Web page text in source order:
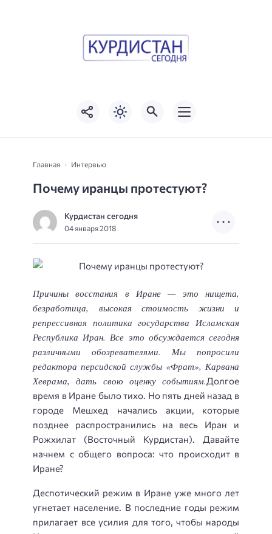
Главная Интервью
Почему иранцы протестуют?
Курдистан сегодня
04 января 2018
Причины восстания в Иране — это нищета,
безработица, высокая стоимость жизни и
репрессивная политика государства Исламская
Республика Иран. Все это обсуждается сегодня
различными обозревателями. Мы попросили
редактора персидской службы «Фрат», Карвана
Хеврама, дать свою оценку событиям.Долгое
время в Иране было тихо. Но пять дней назад в
городе Мешхед начались акции, которые
позднее распространились на весь Иран и
Рожхилат (Восточный Курдистан). Давайте
начнем с общего вопроса: что происходит в
Иране?
Деспотический режим в Иране уже много лет
угнетает население. В последние годы режим
прилагает все усилия для того, чтобы народы